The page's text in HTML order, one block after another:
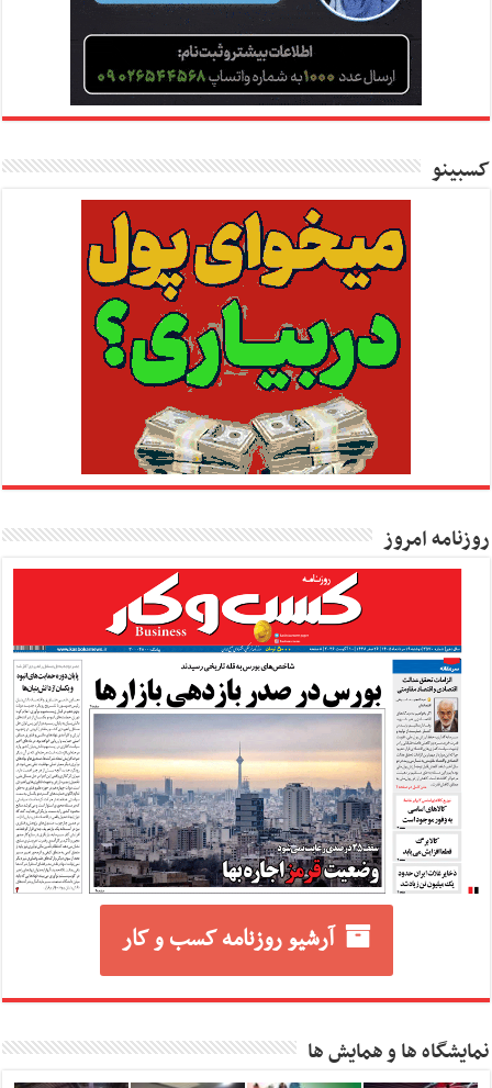
کسبینو
روزنامه امروز
آرشیو روزنامه کسب و کار
نمایشگاه ها و همایش ها